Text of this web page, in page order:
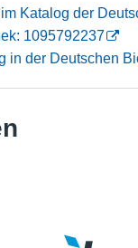
Katalog der
1095792237
in der Deutschen